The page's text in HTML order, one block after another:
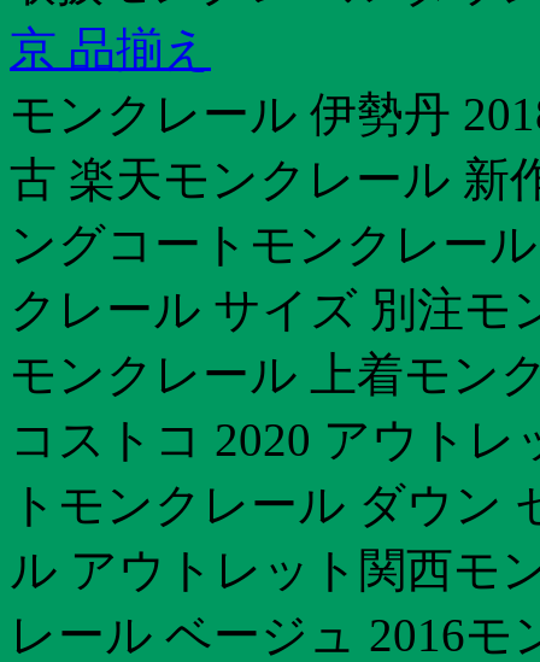
京 品揃え
モンクレール 伊勢丹
古 楽天モンクレール 新
ングコートモンクレー
クレール サイズ 別注モ
モンクレール 上着モン
コストコ 2020 アウト
トモンクレール ダウン
ル アウトレット関西モ
レール ベージュ 2016